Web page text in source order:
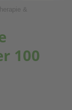
&
100